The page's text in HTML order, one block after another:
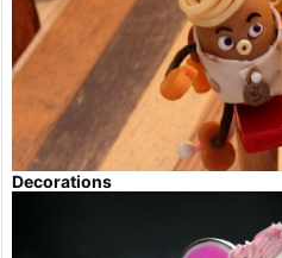
Decorations